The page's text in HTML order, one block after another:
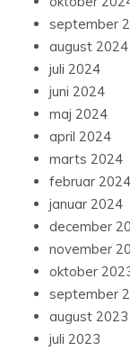
september
august 2024
juli 2024
juni 2024
maj 2024
april 2024
marts 2024
februar 2024
januar 2024
december
november
oktober
september
august 2023
juli 2023